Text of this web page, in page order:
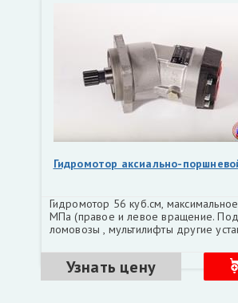
Гидромотор аксиально-
Гидромотор 56 куб.см,
МПа (правое и левое вращение.
ломовозы , мультилифты другие
Узнать цену